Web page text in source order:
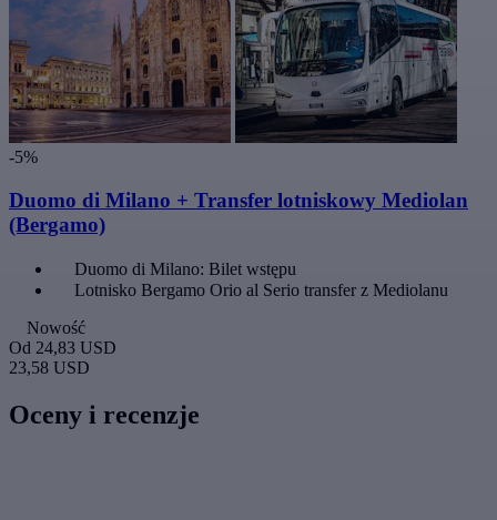
-5%
Duomo di Milano + Transfer lotniskowy Mediolan
(Bergamo)
Duomo di Milano: Bilet wstępu
Lotnisko Bergamo Orio al Serio transfer z Mediolanu
Nowość
Od 24,83 USD
23,58 USD
Oceny i recenzje